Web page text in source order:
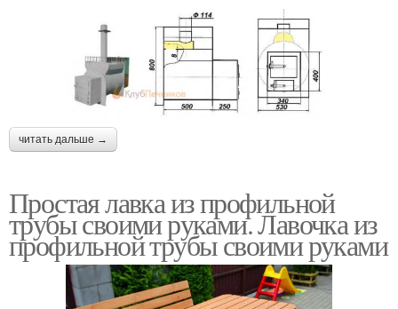
читать дальше →
Простая лавка из профильной
трубы своими руками. Лавочка из
профильной трубы своими руками